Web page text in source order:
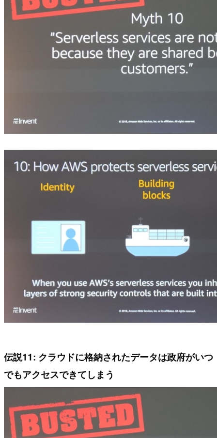
伝説11: クラウドに格納されたデータは政府がいつ
でもアクセスできてしまう